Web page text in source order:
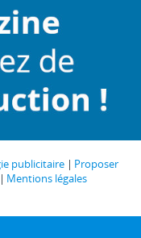
publicitaire
Proposer
Mentions légales